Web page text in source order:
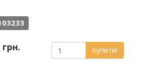
грн. Купити!